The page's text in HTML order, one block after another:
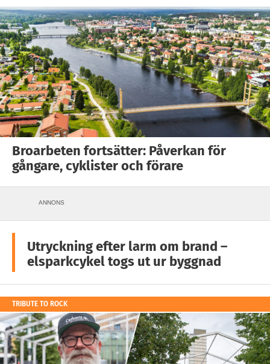
Broarbeten fortsätter: Påverkan för
gångare, cyklister och förare
ANNONS
Utryckning efter larm om brand –
elsparkcykel togs ut ur byggnad
TRIBUTE TO ROCK